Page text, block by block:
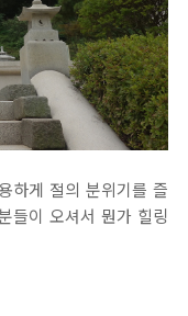
하게 절의 분위기를 즐
들이 오셔서 뭔가 힐링